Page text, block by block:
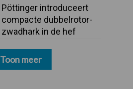
Pöttinger introduceert
compacte dubbelrotor-
zwadhark in de hef
Toon meer